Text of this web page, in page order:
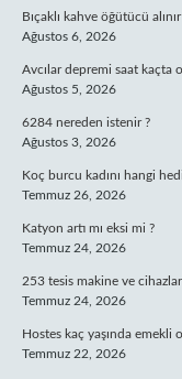
Bıçaklı kahve öğütücü alınır
Ağustos 6, 2026
Avcılar depremi saat kaçta
Ağustos 5, 2026
6284 nereden istenir ?
Ağustos 3, 2026
Koç burcu kadını hangi
Temmuz 26, 2026
Katyon artı mı eksi mi ?
Temmuz 24, 2026
253 tesis makine ve
Temmuz 24, 2026
Hostes kaç yaşında emekli
Temmuz 22, 2026